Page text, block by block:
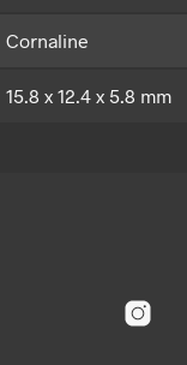
Cornaline
15.8 x 12.4 x 5.8 mm